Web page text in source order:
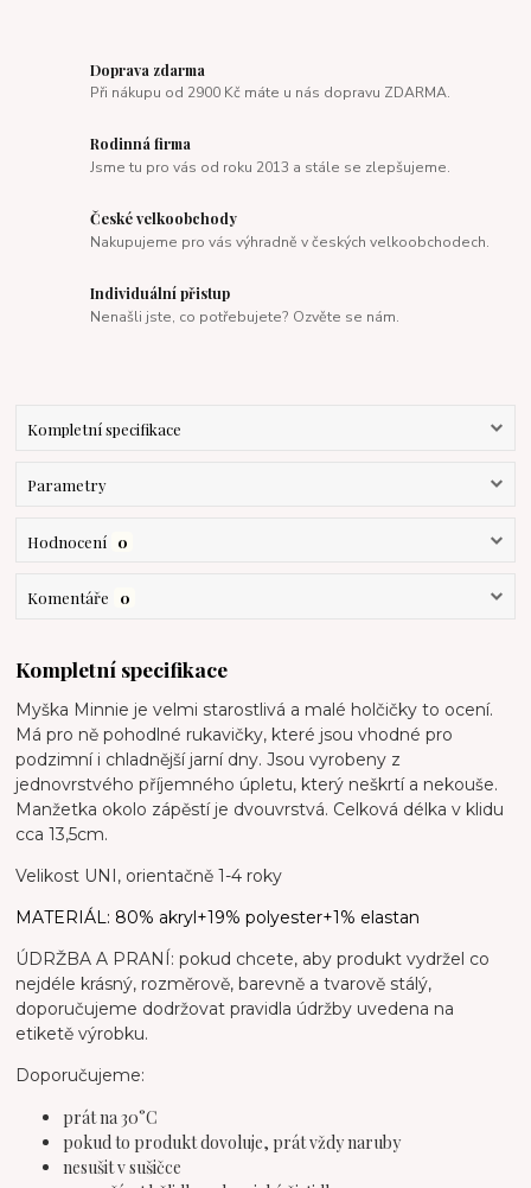
Doprava zdarma
Při nákupu od 2900 Kč máte u nás dopravu ZDARMA.
Rodinná firma
Jsme tu pro vás od roku 2013 a stále se zlepšujeme.
České velkoobchody
Nakupujeme pro vás výhradně v českých velkoobchodech.
Individuální přistup
Nenašli jste, co potřebujete? Ozvěte se nám.
Kompletní specifikace
Parametry
Hodnocení 0
Komentáře 0
Kompletní specifikace
Myška Minnie je velmi starostlivá a malé holčičky to ocení.
Má pro ně pohodlné rukavičky, které jsou vhodné pro
podzimní i chladnější jarní dny. Jsou vyrobeny z
jednovrstvého příjemného úpletu, který neškrtí a nekouše.
Manžetka okolo zápěstí je dvouvrstvá. Celková délka v klidu
cca 13,5cm.
Velikost UNI, orientačně 1-4 roky
MATERIÁL: 80% akryl+19% polyester+1% elastan
ÚDRŽBA A PRANÍ: pokud chcete, aby produkt vydržel co
nejdéle krásný, rozměrově, barevně a tvarově stálý,
doporučujeme dodržovat pravidla údržby uvedena na
etiketě výrobku.
Doporučujeme:
prát na 30°C
pokud to produkt dovoluje, prát vždy naruby
nesušit v sušičce